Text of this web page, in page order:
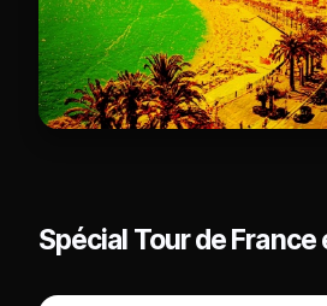
Spécial Tour de France